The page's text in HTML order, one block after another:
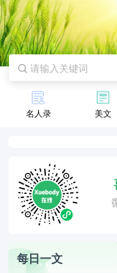
名人录 美文
每日一文